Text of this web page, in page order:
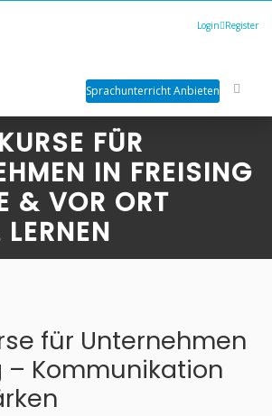
Login Register
Sprachunterricht Anbieten
FÜR
IN FREISING
& VOR ORT
LERNEN
für Unternehmen
– Kommunikation